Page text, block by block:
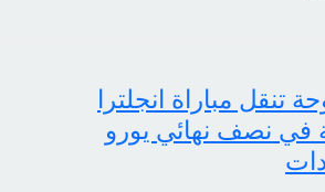
تنقل مباراة انجلترا
في نصف نهائي يورو